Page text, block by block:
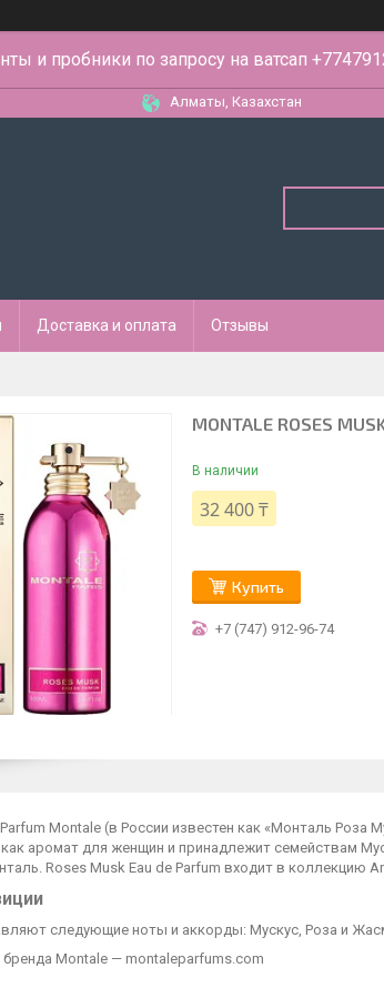
и пробники по запросу на ватсап
Алматы, Казахстан
Доставка и оплата Отзывы
MONTALE ROSES
В наличии
32 400 ₸
Купить
+7 (747) 912-96-74
Montale (в России известен как «Монталь Роза
как аромат для женщин и принадлежит семействам
Roses Musk Eau de Parfum входит в коллекцию
следующие ноты и аккорды: Мускус, Роза и
Montale — montaleparfums.com